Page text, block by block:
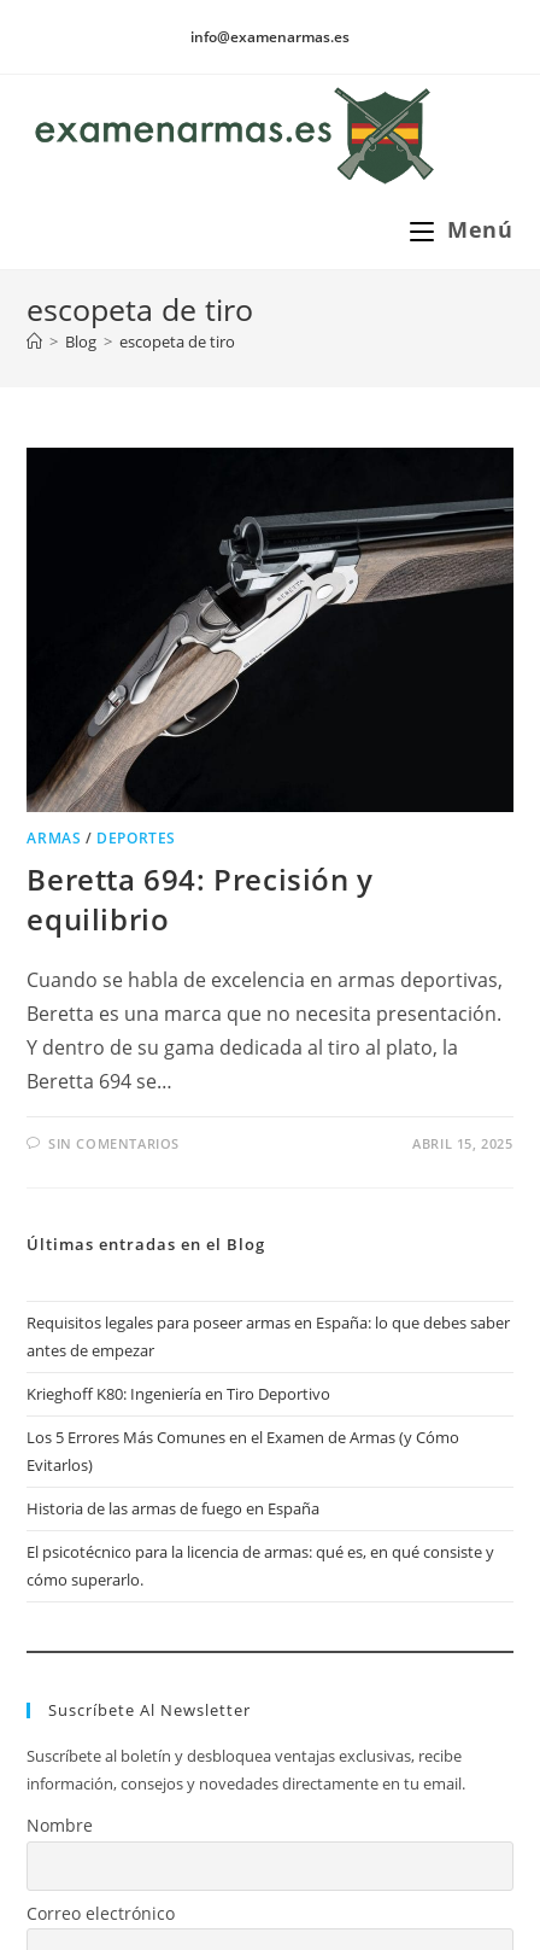
info@examenarmas.es
Menú
escopeta de tiro
> Blog > escopeta de tiro
ARMAS / DEPORTES
Beretta 694: Precisión y
equilibrio
Cuando se habla de excelencia en armas deportivas,
Beretta es una marca que no necesita presentación.
Y dentro de su gama dedicada al tiro al plato, la
Beretta 694 se…
SIN COMENTARIOS ABRIL 15, 2025
Últimas entradas en el Blog
Requisitos legales para poseer armas en España: lo que debes saber
antes de empezar
Krieghoff K80: Ingeniería en Tiro Deportivo
Los 5 Errores Más Comunes en el Examen de Armas (y Cómo
Evitarlos)
Historia de las armas de fuego en España
El psicotécnico para la licencia de armas: qué es, en qué consiste y
cómo superarlo.
Suscríbete Al Newsletter
Suscríbete al boletín y desbloquea ventajas exclusivas, recibe
información, consejos y novedades directamente en tu email.
Nombre
Correo electrónico